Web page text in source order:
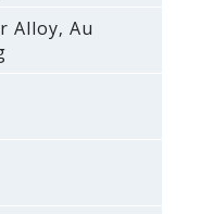
Alloy‚ Au